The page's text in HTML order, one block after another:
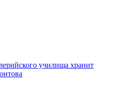
училища хранит